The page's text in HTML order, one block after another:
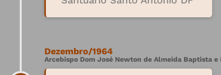
Dezembro/1964
Arcebispo Dom José Newton de Almeida Baptista